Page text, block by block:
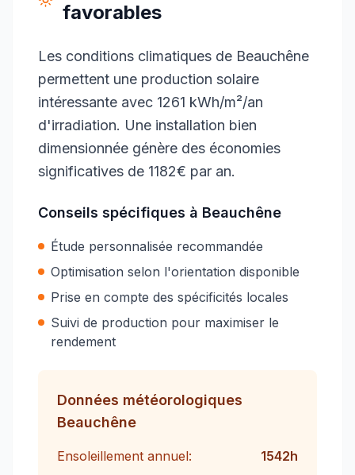
favorables
Les conditions climatiques de Beauchêne
permettent une production solaire
intéressante avec 1261 kWh/m²/an
d'irradiation. Une installation bien
dimensionnée génère des économies
significatives de 1182€ par an.
Conseils spécifiques à Beauchêne
Étude personnalisée recommandée
Optimisation selon l'orientation disponible
Prise en compte des spécificités locales
Suivi de production pour maximiser le
rendement
Données météorologiques
Beauchêne
Ensoleillement annuel: 1542h